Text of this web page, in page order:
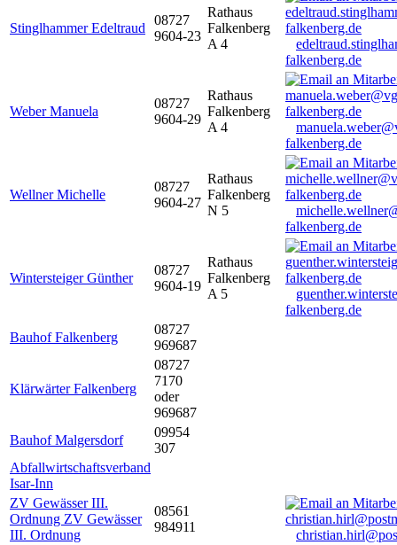
Stinglhammer Edeltraud
08727
9604-23
Rathaus
Falkenberg
A 4
falkenberg.de
Weber Manuela
08727
9604-29
Rathaus
Falkenberg
A 4
falkenberg.de
Wellner Michelle
08727
9604-27
Rathaus
Falkenberg
N 5
falkenberg.de
Wintersteiger Günther
08727
9604-19
Rathaus
Falkenberg
A 5
falkenberg.de
Bauhof Falkenberg
08727
969687
Klärwärter Falkenberg
08727
7170
oder
969687
Bauhof Malgersdorf
09954
307
Abfallwirtschaftsverband
Isar-Inn
ZV Gewässer III.
Ordnung ZV Gewässer
III. Ordnung
08561
984911